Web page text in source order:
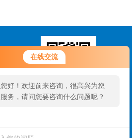
在线交流
您好！欢迎前来咨询，很高兴为您
服务，请问您要咨询什么问题呢？